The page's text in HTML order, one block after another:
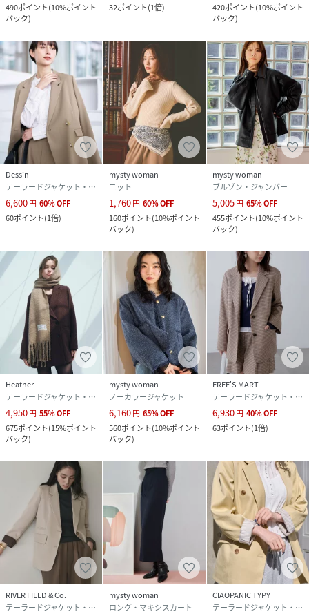
490ポイント(10%ポイント
バック)
32ポイント(1倍)
420ポイント(10%ポイント
バック)
Dessin
テーラードジャケット・ブレザー
6,600円 60%OFF
60ポイント(1倍)
mysty woman
ニット
1,760円 60%OFF
160ポイント(10%ポイント
バック)
mysty woman
ブルゾン・ジャンパー
5,005円 65%OFF
455ポイント(10%ポイント
バック)
Heather
テーラードジャケット・ブレザー
4,950円 55%OFF
675ポイント(15%ポイント
バック)
mysty woman
ノーカラージャケット
6,160円 65%OFF
560ポイント(10%ポイント
バック)
FREE'S MART
テーラードジャケット・ブレザー
6,930円 40%OFF
63ポイント(1倍)
RIVER FIELD & Co.
テーラードジャケット・ブレザー
mysty woman
ロング・マキシスカート
CIAOPANIC TYPY
テーラードジャケット・ブレザー